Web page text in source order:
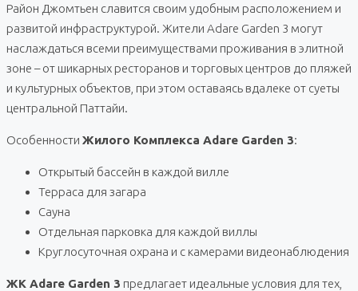
Район Джомтьен славится своим удобным расположением и
развитой инфраструктурой. Жители Adare Garden 3 могут
наслаждаться всеми преимуществами проживания в элитной
зоне – от шикарных ресторанов и торговых центров до пляжей
и культурных объектов, при этом оставаясь вдалеке от суеты
центральной Паттайи.
Особенности Жилого Комплекса Adare Garden 3:
Открытый бассейн в каждой вилле
Терраса для загара
Сауна
Отдельная парковка для каждой виллы
Круглосуточная охрана и с камерами видеонаблюдения
ЖК Adare Garden 3 предлагает идеальные условия для тех,